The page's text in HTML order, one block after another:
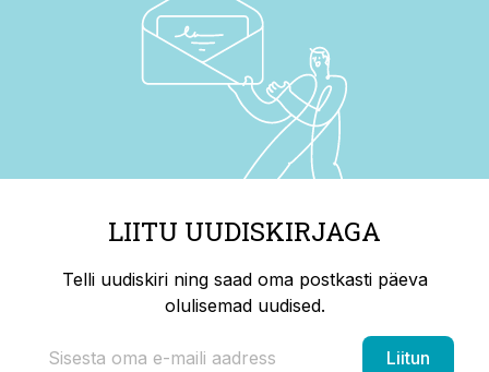
LIITU UUDISKIRJAGA
Telli uudiskiri ning saad oma postkasti päeva
olulisemad uudised.
Liitun